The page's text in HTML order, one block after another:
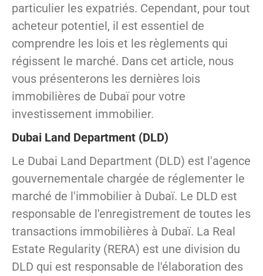
particulier les expatriés. Cependant, pour tout
acheteur potentiel, il est essentiel de
comprendre les lois et les règlements qui
régissent le marché. Dans cet article, nous
vous présenterons les dernières lois
immobilières de Dubaï pour votre
investissement immobilier.
Dubai Land Department (DLD)
Le Dubai Land Department (DLD) est l'agence
gouvernementale chargée de réglementer le
marché de l'immobilier à Dubaï. Le DLD est
responsable de l'enregistrement de toutes les
transactions immobilières à Dubaï. La Real
Estate Regularity (RERA) est une division du
DLD qui est responsable de l'élaboration des